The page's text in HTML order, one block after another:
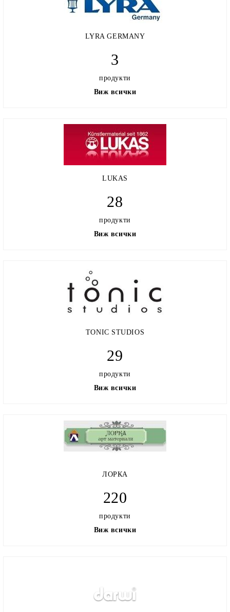
LYRA GERMANY
3
продукти
Виж всички
LUKAS
28
продукти
Виж всички
TONIC STUDIOS
29
продукти
Виж всички
ЛОРКА
220
продукти
Виж всички